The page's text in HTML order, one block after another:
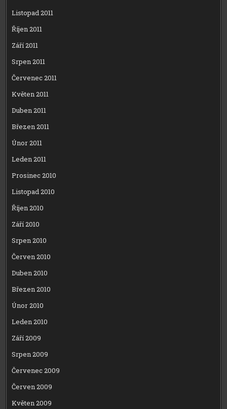
Listopad 2011
Říjen 2011
Září 2011
Srpen 2011
Červenec 2011
Květen 2011
Duben 2011
Březen 2011
Únor 2011
Leden 2011
Prosinec 2010
Listopad 2010
Říjen 2010
Září 2010
Srpen 2010
Červen 2010
Duben 2010
Březen 2010
Únor 2010
Leden 2010
Září 2009
Srpen 2009
Červenec 2009
Červen 2009
Květen 2009